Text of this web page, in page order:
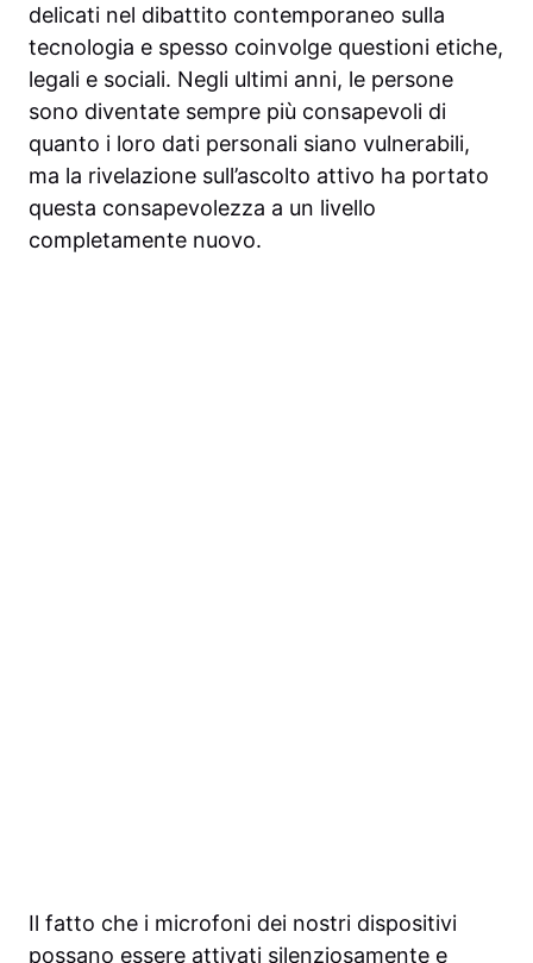
delicati nel dibattito contemporaneo sulla
tecnologia e spesso coinvolge questioni etiche,
legali e sociali. Negli ultimi anni, le persone
sono diventate sempre più consapevoli di
quanto i loro dati personali siano vulnerabili,
ma la rivelazione sull’ascolto attivo ha portato
questa consapevolezza a un livello
completamente nuovo.
Il fatto che i microfoni dei nostri dispositivi
possano essere attivati silenziosamente e